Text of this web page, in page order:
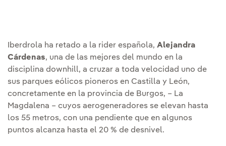
Iberdrola ha retado a la rider española, Alejandra
Cárdenas, una de las mejores del mundo en la
disciplina downhill, a cruzar a toda velocidad uno de
sus parques eólicos pioneros en Castilla y León,
concretamente en la provincia de Burgos, – La
Magdalena – cuyos aerogeneradores se elevan hasta
los 55 metros, con una pendiente que en algunos
puntos alcanza hasta el 20 % de desnivel.